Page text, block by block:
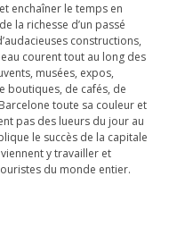
enchaîner le temps en
la richesse d’un passé
constructions,
courent tout au long des
musées, expos,
boutiques, de cafés, de
toute sa couleur et
pas des lueurs du jour au
le succès de la capitale
y travailler et
du monde entier.